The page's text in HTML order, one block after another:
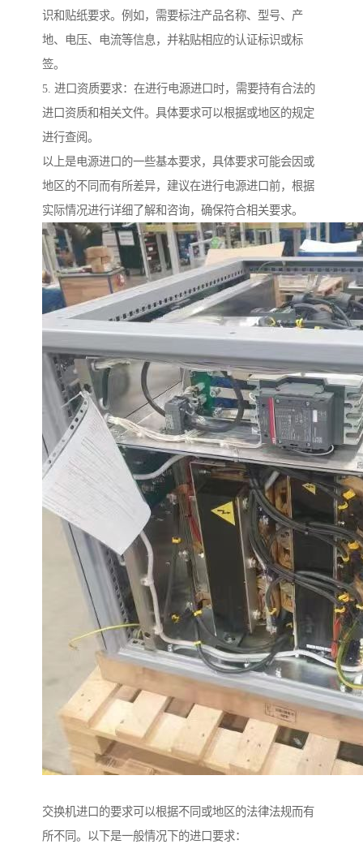
识和贴纸要求。例如，需要标注产品名称、型号、产
地、电压、电流等信息，并粘贴相应的认证标识或标
签。
5. 进口资质要求：在进行电源进口时，需要持有合法的
进口资质和相关文件。具体要求可以根据或地区的规定
进行查阅。
以上是电源进口的一些基本要求，具体要求可能会因或
地区的不同而有所差异，建议在进行电源进口前，根据
实际情况进行详细了解和咨询，确保符合相关要求。
交换机进口的要求可以根据不同或地区的法律法规而有
所不同。以下是一般情况下的进口要求：